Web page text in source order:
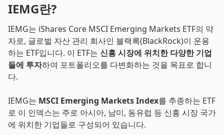
IEMG란?
IEMG는 iShares Core MSCI Emerging Markets ETF의 약
자로, 글로벌 자산 관리 회사인 블랙록(BlackRock)이 운용
하는 ETF입니다. 이 ETF는 신흥 시장에 위치한 다양한 기업
들에 투자하여 포트폴리오를 다변화하는 것을 목표로 합니
다.
IEMG는 MSCI Emerging Markets Index를 추종하는 ETF
로 이 인덱스는 주로 아시아, 남미, 동유럽 등 신흥 시장 국가
에 위치한 기업들로 구성되어 있습니다.